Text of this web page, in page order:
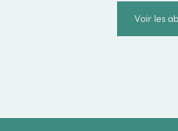
Voir les